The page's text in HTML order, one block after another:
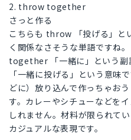
2. throw together
さっと作る
こちらも throw 「投げる」と
く関係なさそうな単語ですね。
together 「一緒に」という副
「一緒に投げる」という意味
どに）放り込んで作っちゃお
す。カレーやシチューなどを
しれません。材料が限られて
カジュアルな表現です。